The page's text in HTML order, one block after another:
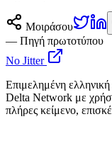
Μοιράσου
— Πηγή πρωτοτύπου
No Jitter
Επιμελημένη
Delta Network με
πλήρες κείμενο,